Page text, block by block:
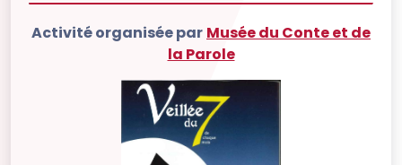
Activité organisée par Musée du Conte et de
la Parole